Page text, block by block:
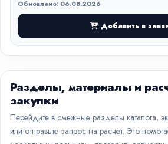
Обновлено: 06.08.2026
Добавить в
Разделы, материалы и
закупки
Перейдите в смежные разделы каталога,
или отправьте запрос на расчет. Это